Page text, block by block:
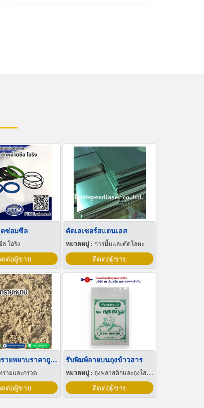
ซ่อมซีล
ล โอริง
ต่อผู้ขาย
ตัดเลเซอร์สแตนเลส
หมวดหมู่ : การปั๊มและตัดโลหะ
ติดต่อผู้ขาย
ร้านขายทรายหยาบราคาถูก สายไหม
รายและกรวด
ต่อผู้ขาย
รับพิมพ์ลายบนถุงข้าวสาร
หมวดหมู่ : ถุงพลาสติกและถุงใสโปร่ง
ติดต่อผู้ขาย